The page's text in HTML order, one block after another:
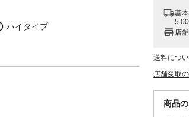
ハイタイプ
基
店
送料につ
店舗受取
商品